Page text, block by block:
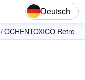
Deutsch
OCHENTOXICO Retro